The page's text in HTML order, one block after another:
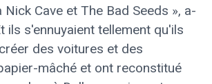
Cave et The Bad Seeds », a-
ils s'ennuyaient tellement qu'ils
des voitures et des
mâché et ont reconstitué